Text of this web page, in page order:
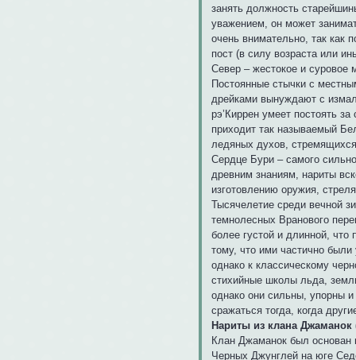
занять должность
уважением, он может
очень внимательно, так как
пост (в силу возраста или
Север – жестокое и
Постоянные стычки с
дрейками вынуждают с
рэ’Киррен умеет постоять
приходит так называемый
ледяных духов,
Сердце Бури – самого
древним знаниям, нариты
изготовлению оружия,
Тысячелетие среди вечной
темнолесных Вранового
более густой и длинной, что
тому, что ими частично были
однако к классическому
стихийные школы льда,
однако они сильны, упорны
сражаться тогда, когда
Нариты из клана Джаманок
Клан Джаманок был основан
Черных Джунглей на юге